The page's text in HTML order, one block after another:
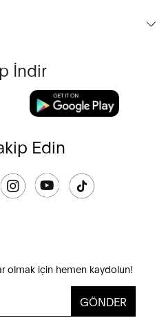
İndir
Edin
olmak için hemen kaydolun!
GÖNDER